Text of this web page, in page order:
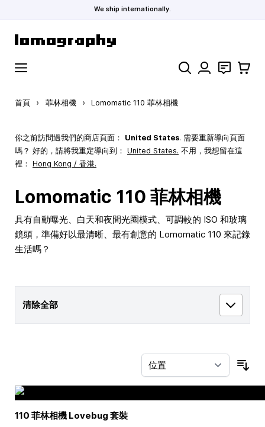
We ship internationally.
搜索 聯絡 購物車
首頁 › 菲林相機 › Lomomatic 110 菲林相機
你之前訪問過我們的商店頁面： United States. 需要重新導向頁面
嗎？ 好的，請將我重定導向到： United States. 不用，我想留在這
裡： Hong Kong / 香港.
Lomomatic 110 菲林相機
具有自動曝光、白天和夜間光圈模式、可調較的 ISO 和玻璃
鏡頭，準備好以最清晰、最有創意的 Lomomatic 110 來記錄
生活嗎？
清除全部
110 菲林相機 Lovebug 套裝